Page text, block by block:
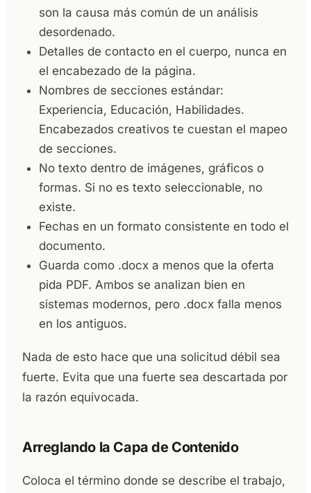
son la causa más común de un análisis
desordenado.
Detalles de contacto en el cuerpo, nunca en
el encabezado de la página.
Nombres de secciones estándar:
Experiencia, Educación, Habilidades.
Encabezados creativos te cuestan el mapeo
de secciones.
No texto dentro de imágenes, gráficos o
formas. Si no es texto seleccionable, no
existe.
Fechas en un formato consistente en todo el
documento.
Guarda como .docx a menos que la oferta
pida PDF. Ambos se analizan bien en
sistemas modernos, pero .docx falla menos
en los antiguos.
Nada de esto hace que una solicitud débil sea
fuerte. Evita que una fuerte sea descartada por
la razón equivocada.
Arreglando la Capa de Contenido
Coloca el término donde se describe el trabajo,